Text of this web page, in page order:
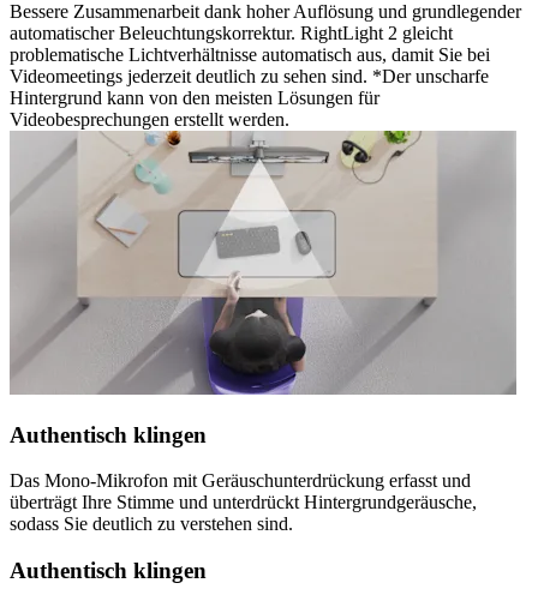
Bessere Zusammenarbeit dank hoher Auflösung und grundlegender
automatischer Beleuchtungskorrektur. RightLight 2 gleicht
problematische Lichtverhältnisse automatisch aus, damit Sie bei
Videomeetings jederzeit deutlich zu sehen sind. *Der unscharfe
Hintergrund kann von den meisten Lösungen für
Videobesprechungen erstellt werden.
Authentisch klingen
Das Mono-Mikrofon mit Geräuschunterdrückung erfasst und
überträgt Ihre Stimme und unterdrückt Hintergrundgeräusche,
sodass Sie deutlich zu verstehen sind.
Authentisch klingen